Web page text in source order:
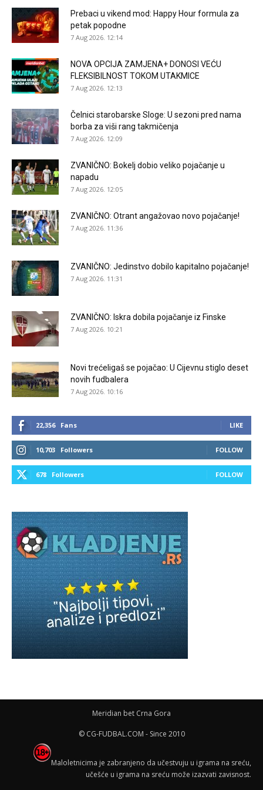
Prebaci u vikend mod: Happy Hour formula za
petak popodne
7 Aug 2026. 12:14
NOVA OPCIJA ZAMJENA+ DONOSI VEĆU
FLEKSIBILNOST TOKOM UTAKMICE
7 Aug 2026. 12:13
Čelnici starobarske Sloge: U sezoni pred nama
borba za viši rang takmičenja
7 Aug 2026. 12:09
ZVANIČNO: Bokelj dobio veliko pojačanje u
napadu
7 Aug 2026. 12:05
ZVANIČNO: Otrant angažovao novo pojačanje!
7 Aug 2026. 11:36
ZVANIČNO: Jedinstvo dobilo kapitalno pojačanje!
7 Aug 2026. 11:31
ZVANIČNO: Iskra dobila pojačanje iz Finske
7 Aug 2026. 10:21
Novi trećeligaš se pojačao: U Cijevnu stiglo deset
novih fudbalera
7 Aug 2026. 10:16
22,356 Fans LIKE
10,703 Followers FOLLOW
678 Followers FOLLOW
Meridian bet Crna Gora
© CG-FUDBAL.COM - Since 2010
Maloletnicima je zabranjeno da učestvuju u igrama na sreću,
učešće u igrama na sreću može izazvati zavisnost.